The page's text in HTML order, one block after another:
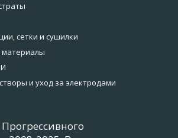
сетки и сушилки
и уход за электродами